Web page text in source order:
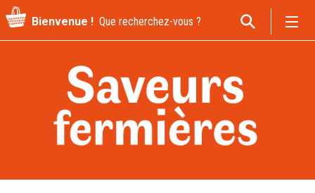
Recherche
pour
Bienvenue !